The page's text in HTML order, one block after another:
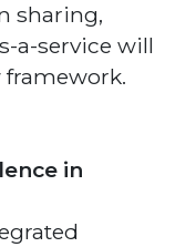
sharing,
a-service will
in